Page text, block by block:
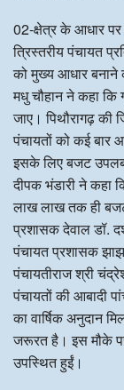
02-क्षेत्र के आधार
त्रिस्तरीय पंचायत
को मुख्य आधार बनाने
मधु चौहान ने कहा कि
जाए। पिथौरागढ़ की
पंचायतों को कई बार
इसके लिए बजट
दीपक भंडारी ने कहा
लाख लाख तक ही
प्रशासक देवाल डॉ.
पंचायत प्रशासक
पंचायतीराज श्री
पंचायतों की आबादी
का वार्षिक अनुदान
जरूरत है। इस मौके पर
उपस्थित हुईं।